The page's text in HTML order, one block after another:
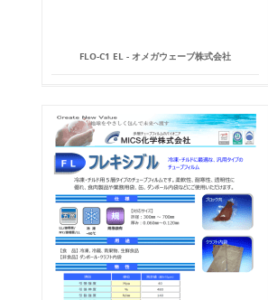
FLO-C1 EL - オメガウェーブ株式会社